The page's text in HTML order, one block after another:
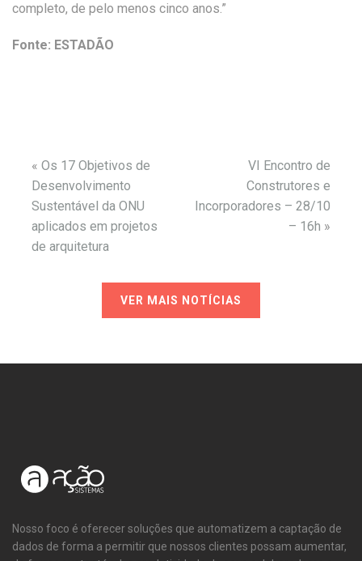
completo, de pelo menos cinco anos.”
Fonte: ESTADÃO
« Os 17 Objetivos de
Desenvolvimento
Sustentável da ONU
aplicados em projetos
de arquitetura
VI Encontro de
Construtores e
Incorporadores – 28/10
– 16h »
VER MAIS NOTÍCIAS
Nosso foco é oferecer soluções que automatizem a captação de
dados de forma a permitir que nossos clientes possam aumentar,